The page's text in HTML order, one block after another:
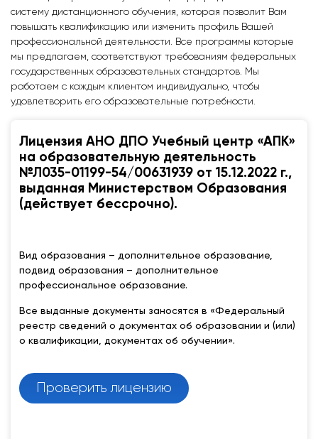
систему дистанционного обучения, которая позволит Вам
повышать квалификацию или изменить профиль Вашей
профессиональной деятельности. Все программы которые
мы предлагаем, соответствуют требованиям федеральных
государственных образовательных стандартов. Мы
работаем с каждым клиентом индивидуально, чтобы
удовлетворить его образовательные потребности.
Лицензия АНО ДПО Учебный центр «АПК»
на образовательную деятельность
№Л035-01199-54/00631939 от 15.12.2022 г.,
выданная Министерством Образования
(действует бессрочно).
Вид образования – дополнительное образование,
подвид образования – дополнительное
профессиональное образование.
Все выданные документы заносятся в «Федеральный
реестр сведений о документах об образовании и (или)
о квалификации, документах об обучении».
Проверить лицензию